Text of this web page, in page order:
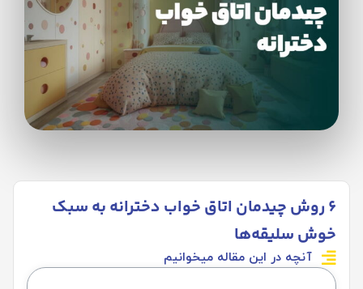
6 روش چیدمان اتاق خواب دخترانه به سبک
خوش سلیقه‌ها
آنچه در این مقاله میخوانیم